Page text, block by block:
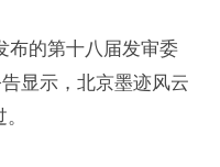
的第十八届发审委
显示，北京墨迹风云